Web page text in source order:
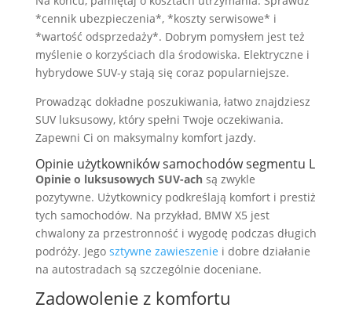
*cennik ubezpieczenia*, *koszty serwisowe* i
*wartość odsprzedaży*. Dobrym pomysłem jest też
myślenie o korzyściach dla środowiska. Elektryczne i
hybrydowe SUV-y stają się coraz popularniejsze.
Prowadząc dokładne poszukiwania, łatwo znajdziesz
SUV luksusowy, który spełni Twoje oczekiwania.
Zapewni Ci on maksymalny komfort jazdy.
Opinie użytkowników samochodów segmentu L
Opinie o luksusowych SUV-achsą zwykle
pozytywne. Użytkownicy podkreślają komfort i prestiż
tych samochodów. Na przykład, BMW X5 jest
chwalony za przestronność i wygodę podczas długich
podróży. Jego sztywne zawieszenie i dobre działanie
na autostradach są szczególnie doceniane.
Zadowolenie z komfortu